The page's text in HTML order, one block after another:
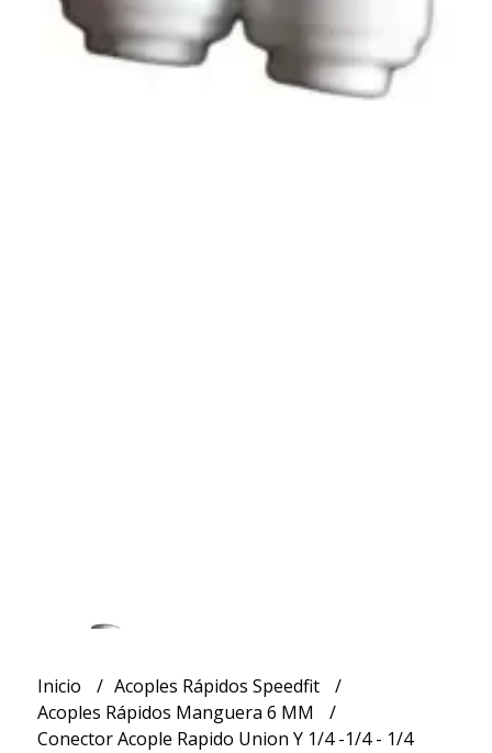
Inicio
Acoples Rápidos Speedfit
Acoples Rápidos Manguera 6 MM
Conector Acople Rapido Union Y 1/4 -1/4 - 1/4